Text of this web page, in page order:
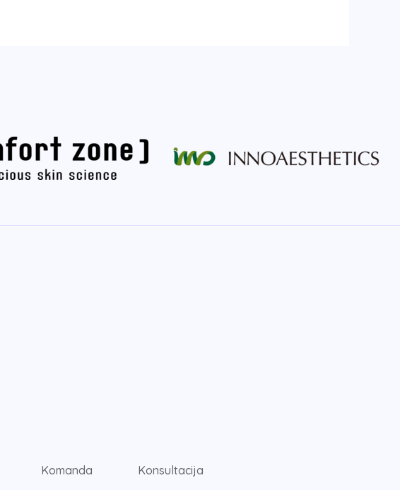
Komanda Konsultacija